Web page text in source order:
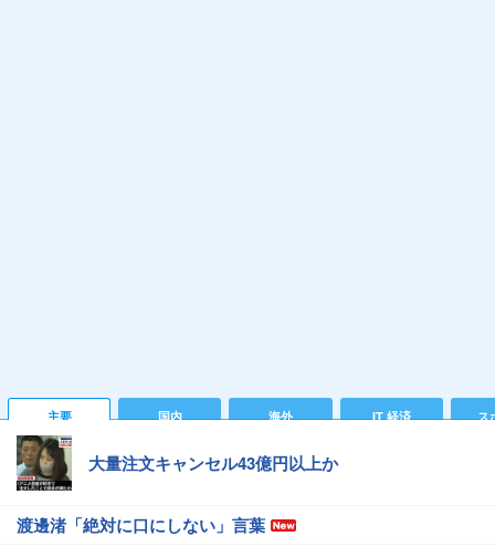
主要 国内 海外 IT 経済 ス
大量注文キャンセル43億円以上か
渡邊渚「絶対に口にしない」言葉